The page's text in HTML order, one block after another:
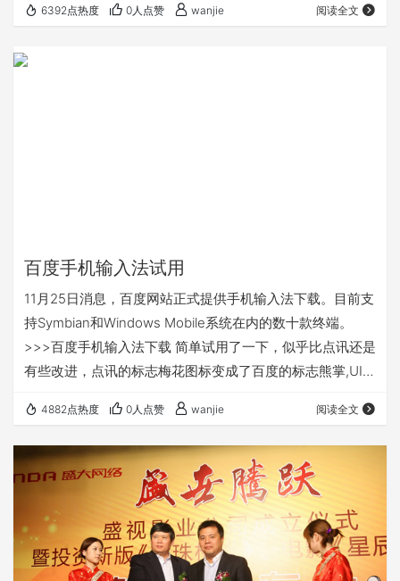
(vacation, busine…
6392点热度 0人点赞 wanjie 阅读全文
百度手机输入法试用
11月25日消息，百度网站正式提供手机输入法下载。目前支
持Symbian和Windows Mobile系统在内的数十款终端。
>>>百度手机输入法下载 简单试用了一下，似乎比点讯还是
有些改进，点讯的标志梅花图标变成了百度的标志熊掌,UI也
哈. [slideshow id=6 w=320px h=320px]
4882点热度 0人点赞 wanjie 阅读全文